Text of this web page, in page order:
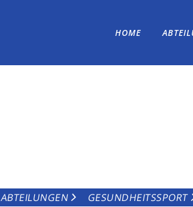
HOME
ABTEILUNGEN GESUNDHEITSSPORT